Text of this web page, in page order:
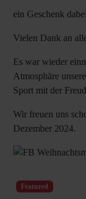
ein Geschenk
Vielen Dank an
Es war wieder
Atmosphäre
Sport mit der
Wir freuen uns
Dezember 2024.
Featured